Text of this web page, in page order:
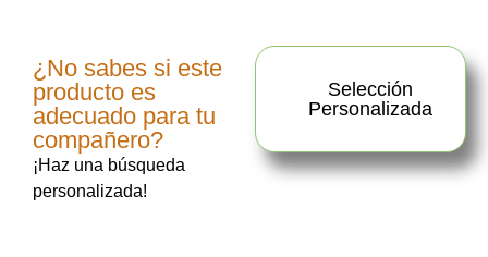
¿No sabes si este
producto es
adecuado para tu
compañero?
¡Haz una búsqueda
personalizada!
Selección
Personalizada